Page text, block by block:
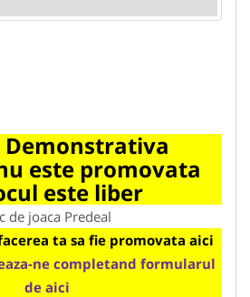
Demonstrativa
este promovata
este liber
de joaca Predeal
ta sa fie promovata aici
ne completand formularul
de aici